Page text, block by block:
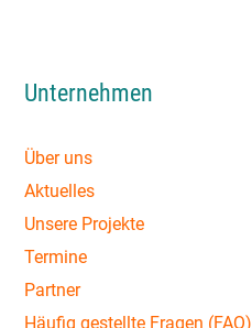
Unternehmen
Über uns
Aktuelles
Unsere Projekte
Termine
Partner
Häufig gestellte Fragen (FAQ)